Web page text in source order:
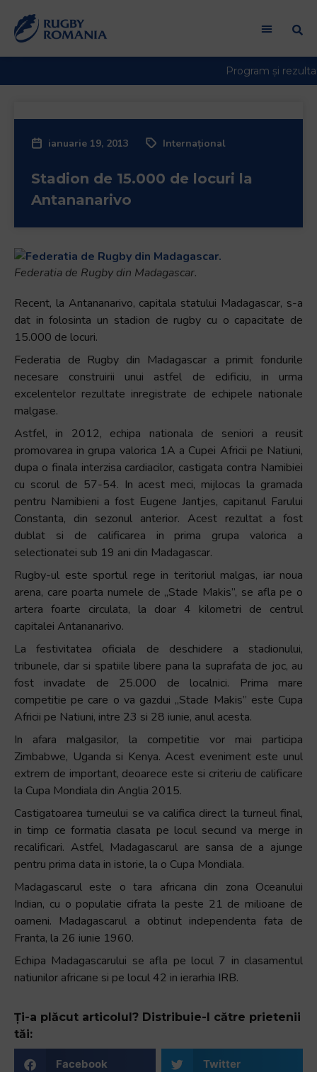
ianuarie 19, 2013 Internațional
Stadion de 15.000 de locuri la
Antananarivo
Federatia de Rugby din Madagascar.
Recent, la Antananarivo, capitala statului Madagascar, s-a
dat in folosinta un stadion de rugby cu o capacitate de
15.000 de locuri.
Federatia de Rugby din Madagascar a primit fondurile
necesare construirii unui astfel de edificiu, in urma
excelentelor rezultate inregistrate de echipele nationale
malgase.
Astfel, in 2012, echipa nationala de seniori a reusit
promovarea in grupa valorica 1A a Cupei Africii pe Natiuni,
dupa o finala interzisa cardiacilor, castigata contra Namibiei
cu scorul de 57-54. In acest meci, mijlocas la gramada
pentru Namibieni a fost Eugene Jantjes, capitanul Farului
Constanta, din sezonul anterior. Acest rezultat a fost
dublat si de calificarea in prima grupa valorica a
selectionatei sub 19 ani din Madagascar.
Rugby-ul este sportul rege in teritoriul malgas, iar noua
arena, care poarta numele de „Stade Makis”, se afla pe o
artera foarte circulata, la doar 4 kilometri de centrul
capitalei Antananarivo.
La festivitatea oficiala de deschidere a stadionului,
tribunele, dar si spatiile libere pana la suprafata de joc, au
fost invadate de 25.000 de localnici. Prima mare
competitie pe care o va gazdui „Stade Makis” este Cupa
Africii pe Natiuni, intre 23 si 28 iunie, anul acesta.
In afara malgasilor, la competitie vor mai participa
Zimbabwe, Uganda si Kenya. Acest eveniment este unul
extrem de important, deoarece este si criteriu de calificare
la Cupa Mondiala din Anglia 2015.
Castigatoarea turneului se va califica direct la turneul final,
in timp ce formatia clasata pe locul secund va merge in
recalificari. Astfel, Madagascarul are sansa de a ajunge
pentru prima data in istorie, la o Cupa Mondiala.
Madagascarul este o tara africana din zona Oceanului
Indian, cu o populatie cifrata la peste 21 de milioane de
oameni. Madagascarul a obtinut independenta fata de
Franta, la 26 iunie 1960.
Echipa Madagascarului se afla pe locul 7 in clasamentul
natiunilor africane si pe locul 42 in ierarhia IRB.
Ți-a plăcut articolul? Distribuie-l către prietenii
tăi:
Facebook Twitter